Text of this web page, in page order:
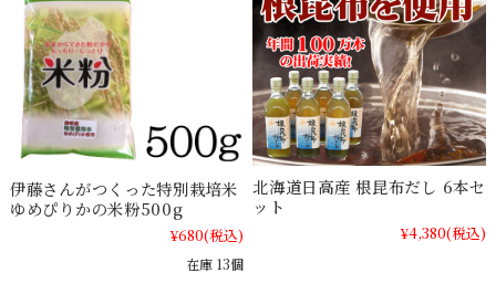
伊藤さんがつくった特別栽培米
ゆめぴりかの米粉500g
¥680(税込)
在庫 13個
北海道日高産 根昆布だし 6本セ
ット
¥4,380(税込)